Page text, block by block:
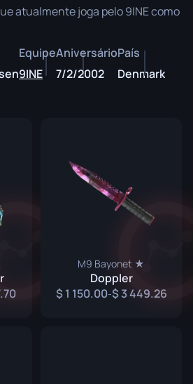
atualmente joga pelo 9INE como
Equipe
9INE
Aniversário
7/2/2002
País
Denmark
M9 Bayonet ★
Doppler
1 150.00- 3 449.26